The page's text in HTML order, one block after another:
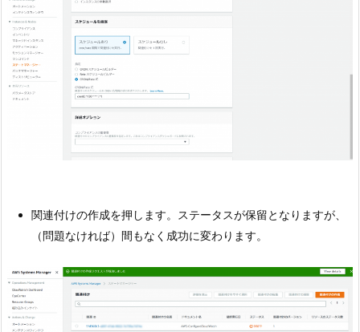
関連付けの作成を押します。ステータスが保留となりますが、
（問題なければ）間もなく成功に変わります。